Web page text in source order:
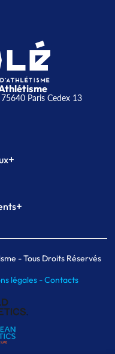
Paris Cedex 13
+
+
- Tous Droits Réservés
légales -Contacts